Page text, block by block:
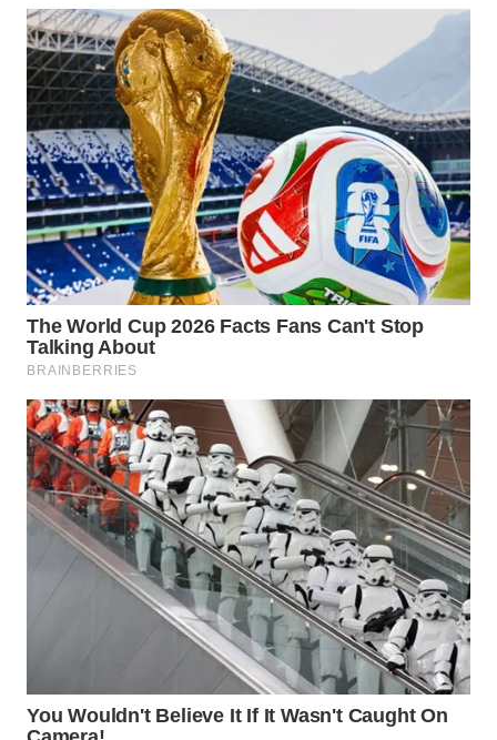
WN
CIANJUR
WN
KEPULAUAN
SERIBU
WN
TANGERANG
WN
BINJAI
WN
WN
INDRAMAYU
WN
KUNINGAN
WN
SUBANG